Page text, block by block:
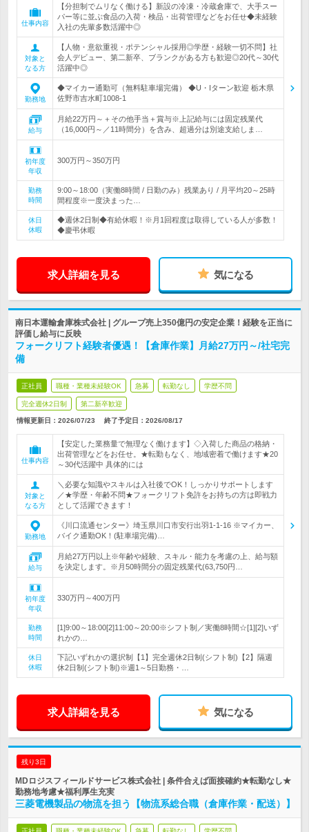
仕事内容
【分担制でムリなく働ける】新設の冷凍・冷蔵倉庫で、大手スー
パー等に並ぶ食品の入荷・検品・出荷管理などをお任せ◆未経験
入社の先輩多数活躍中◎
対象と
なる方
【人物・意欲重視・ポテンシャル採用◎学歴・経験一切不問】社
会人デビュー、第二新卒、ブランクがある方も歓迎◎20代～30代
活躍中◎
勤務地
◆マイカー通勤可（無料駐車場完備） ◆U・Iターン歓迎 栃木県
佐野市吉水町1008-1
給与
月給22万円～＋その他手当＋賞与※上記給与には固定残業代
（16,000円～／11時間分）を含み、超過分は別途支給しま…
初年度
年収
300万円～350万円
勤務
時間
9:00～18:00（実働8時間 / 日勤のみ）残業あり / 月平均20～25時
間程度※一度決まった…
休日
休暇
◆週休2日制◆有給休暇！※月1回程度は取得している人が多数！
◆慶弔休暇
求人詳細を見る 気になる
南日本運輸倉庫株式会社 | グループ売上350億円の安定企業！経験を正当に
評価し給与に反映
フォークリフト経験者優遇！【倉庫作業】月給27万円～/社宅完
備
正社員 職種・業種未経験OK 急募 転勤なし 学歴不問
完全週休2日制 第二新卒歓迎
情報更新日：2026/07/23 終了予定日： 2026/08/17
仕事内容
【安定した業務量で無理なく働けます】◇入荷した商品の格納・
出荷管理などをお任せ。★転勤もなく、地域密着で働けます★20
～30代活躍中 具体的には
対象と
なる方
＼必要な知識やスキルは入社後でOK！しっかりサポートします
／★学歴・年齢不問★フォークリフト免許をお持ちの方は即戦力
として活躍できます！
勤務地
《川口流通センター》埼玉県川口市安行出羽1-1-16 ※マイカー、
バイク通勤OK！(駐車場完備)…
給与
月給27万円以上※年齢や経験、スキル・能力を考慮の上、給与額
を決定します。※月50時間分の固定残業代(63,750円…
初年度
年収
330万円～400万円
勤務
時間
[1]9:00～18:00[2]11:00～20:00※シフト制／実働8時間☆[1][2]いず
れかの…
休日
休暇
下記いずれかの選択制【1】完全週休2日制(シフト制)【2】隔週
休2日制(シフト制)※週1～5日勤務・…
求人詳細を見る 気になる
残り3日
MDロジスフィールドサービス株式会社 | 条件合えば面接確約★転勤なし★
勤務地考慮★福利厚生充実
三菱電機製品の物流を担う【物流系総合職（倉庫作業・配送）】